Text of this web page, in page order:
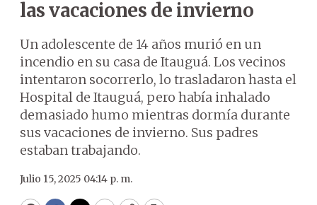
las vacaciones de invierno
Un adolescente de 14 años murió en un
incendio en su casa de Itauguá. Los vecinos
intentaron socorrerlo, lo trasladaron hasta el
Hospital de Itauguá, pero había inhalado
demasiado humo mientras dormía durante
sus vacaciones de invierno. Sus padres
estaban trabajando.
Julio 15, 2025 04:14 p. m.